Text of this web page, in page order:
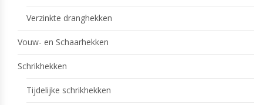
Verzinkte dranghekken
Vouw- en Schaarhekken
Schrikhekken
Tijdelijke schrikhekken